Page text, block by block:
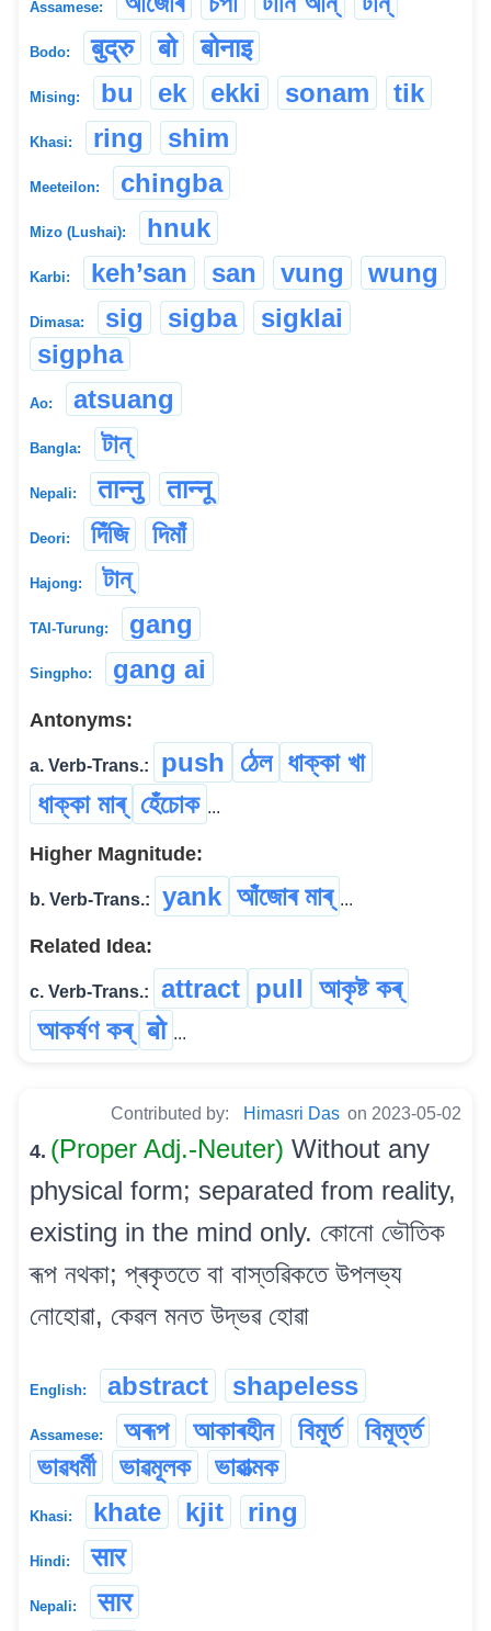
Assamese:
Bodo: बुद्रु बो बोनाइ
Mising: bu ek ekki sonam tik
Khasi: ring shim
Meeteilon: chingba
Mizo (Lushai): hnuk
Karbi: keh’san san vung wung
Dimasa: sig sigba
sigklai
sigpha
Ao: atsuang
Bangla: টান্
Nepali: तान्नु तान्नू
Deori: দিঁজি দিমাঁ
Hajong: টান্
TAI-Turung: gang
Singpho: gang ai
Antonyms:
a. Verb-Trans.: push ঠেল ধাক্কা খা
ধাক্কা মাৰ্ হেঁচোক ...
Higher Magnitude:
b. Verb-Trans.: yank আঁজোৰ মাৰ্ ...
Related Idea:
c. Verb-Trans.: attract pull আকৃষ্ট কৰ্
আকৰ্ষণ কৰ্ बो ...
Contributed by: Himasri Das on 2023-05-02
4. (Proper Adj.-Neuter) Without any
physical form; separated from reality,
existing in the mind only. কোনো ভৌতিক
ৰূপ নথকা; প্ৰকৃততে বা বাস্তৱিকতে উপলভ্য
নোহোৱা, কেৱল মনত উদ্ভৱ হোৱা
English: abstract shapeless
Assamese: অৰূপ আকাৰহীন বিমূৰ্ত
বিমূৰ্ত্ত
ভাৱধৰ্মী
ভাৱমূলক ভাৱাত্মক
Khasi: khate kjit ring
Hindi: सार
Nepali: सार